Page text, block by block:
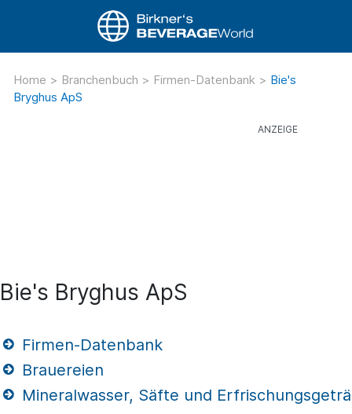
Home > Branchenbuch > Firmen-Datenbank > Bie's
Bryghus ApS
Bie's Bryghus ApS
Firmen-Datenbank
Brauereien
Mineralwasser, Säfte und